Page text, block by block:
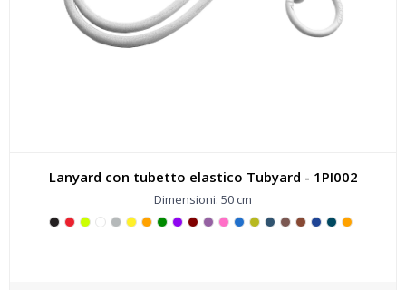
Lanyard con tubetto elastico Tubyard - 1PI002
Dimensioni: 50 cm